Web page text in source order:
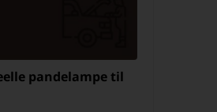
pandelampe til